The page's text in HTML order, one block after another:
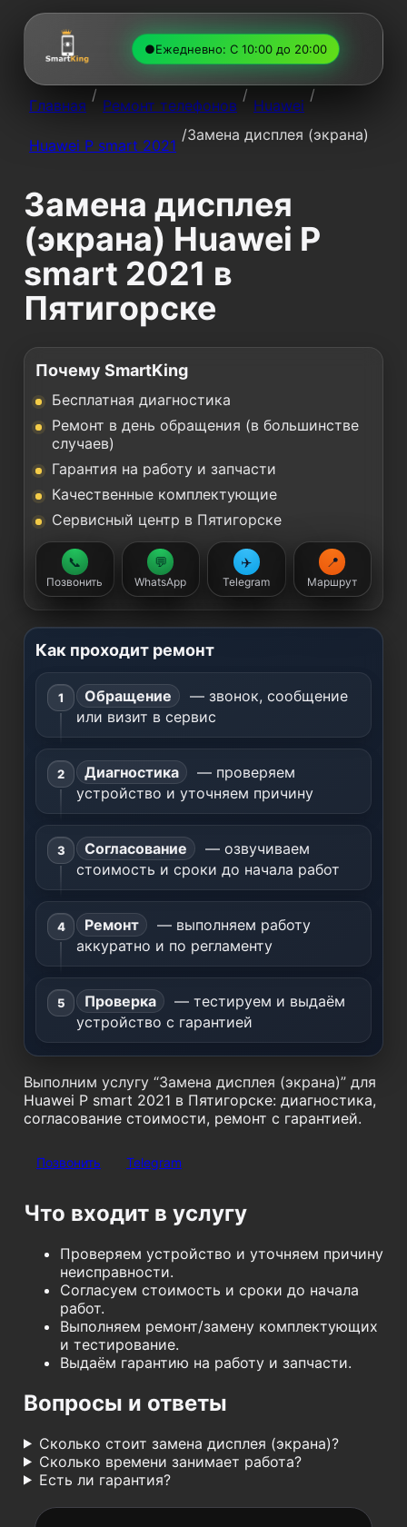
●Ежедневно: С 10:00 до 20:00
Главная
/
Ремонт телефонов
/
Huawei
/
Huawei P smart 2021
/Замена дисплея (экрана)
Замена дисплея
(экрана) Huawei P
smart 2021 в
Пятигорске
Почему SmartKing
Бесплатная диагностика
Ремонт в день обращения (в большинстве
случаев)
Гарантия на работу и запчасти
Качественные комплектующие
Сервисный центр в Пятигорске
📞
Позвонить
💬
WhatsApp
✈️
Telegram
📍
Маршрут
Как проходит ремонт
Обращение
— звонок, сообщение
или визит в сервис
Диагностика
— проверяем
устройство и уточняем причину
Согласование
— озвучиваем
стоимость и сроки до начала работ
Ремонт
— выполняем работу
аккуратно и по регламенту
Проверка
— тестируем и выдаём
устройство с гарантией
Выполним услугу “Замена дисплея (экрана)” для
Huawei P smart 2021 в Пятигорске: диагностика,
согласование стоимости, ремонт с гарантией.
Позвонить Telegram
Что входит в услугу
Проверяем устройство и уточняем причину
неисправности.
Согласуем стоимость и сроки до начала
работ.
Выполняем ремонт/замену комплектующих
и тестирование.
Выдаём гарантию на работу и запчасти.
Вопросы и ответы
Сколько стоит замена дисплея (экрана)?
Сколько времени занимает работа?
Есть ли гарантия?